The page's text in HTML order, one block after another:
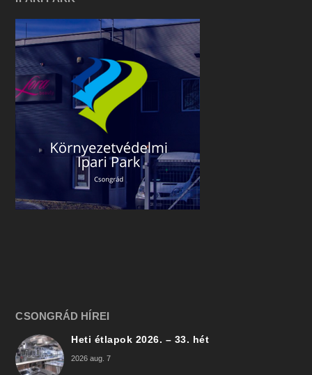
CSONGRÁD HÍREI
Heti étlapok 2026. – 33. hét
2026 aug. 7